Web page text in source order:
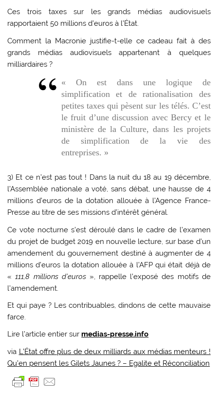
Ces trois taxes sur les grands médias audiovisuels
rapportaient 50 millions d’euros à l’État.
Comment la Macronie justifie-t-elle ce cadeau fait à des
grands médias audiovisuels appartenant à quelques
milliardaires ?
« On est dans une logique de
simplification et de rationalisation des
petites taxes qui pèsent sur les télés. C’est
le fruit d’une discussion avec Bercy et le
ministère de la Culture, dans les projets
de simplification de la vie des
entreprises. »
3) Et ce n’est pas tout ! Dans la nuit du 18 au 19 décembre,
l’Assemblée nationale a voté, sans débat, une hausse de 4
millions d’euros de la dotation allouée à l’Agence France-
Presse au titre de ses missions d’intérêt général.
Ce vote nocturne s’est déroulé dans le cadre de l’examen
du projet de budget 2019 en nouvelle lecture, sur base d’un
amendement du gouvernement destiné à augmenter de 4
millions d’euros la dotation allouée à l’AFP qui était déjà de
«111,8 millions d’euros», rappelle l’exposé des motifs de
l’amendement.
Et qui paye ? Les contribuables, dindons de cette mauvaise
farce.
Lire l’article entier sur medias-presse.info
via L’État offre plus de deux milliards aux médias menteurs !
Qu’en pensent les Gilets Jaunes ? – Egalite et Réconciliation